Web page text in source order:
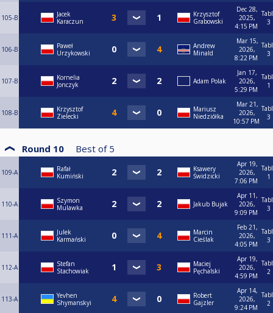
105-B
Jacek
Karaczun
Krzysztof
Grabowski
Dec 28,
2025,
4:15 PM
3
106-B
Paweł
Urzykowski
Andrew
Minald
Mar 15,
2026,
8:22 PM
3
107-B
Kornelia
Jonczyk
Adam Polak
Jan 17,
2026,
5:29 PM
1
108-B
Krzysztof
Zielecki
Mariusz
Niedziółka
Mar 21,
2026,
10:57 PM
3
Round 10 Best of 5
109-A
Rafał
Kumiński
Ksawery
Świdzicki
Apr 19,
2026,
7:06 PM
1
110-A
Szymon
Mulawka
Jakub Bujak
Apr 11,
2026,
9:09 PM
3
111-A
Julek
Karmański
Marcin
Cieślak
Feb 21,
2026,
4:05 PM
3
112-A
Stefan
Stachowiak
Maciej
Pęchalski
Apr 19,
2026,
4:59 PM
2
113-A
Yevhen
Shymanskyi
Robert
Gajzler
Apr 14,
2026,
9:24 PM
2